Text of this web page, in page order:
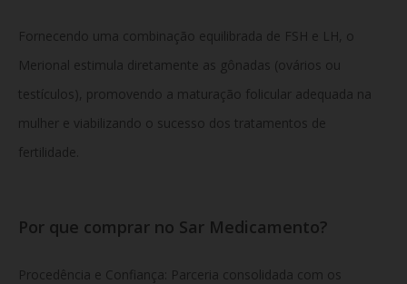
Fornecendo uma combinação equilibrada de FSH e LH, o
Merional estimula diretamente as gônadas (ovários ou
testículos), promovendo a maturação folicular adequada na
mulher e viabilizando o sucesso dos tratamentos de
fertilidade.
Por que comprar no Sar Medicamento?
Procedência e Confiança: Parceria consolidada com os